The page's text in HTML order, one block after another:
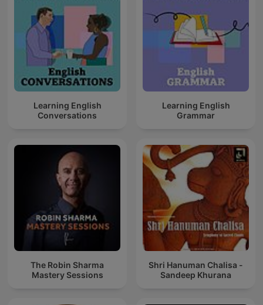
Learning English
Conversations
Learning English
Grammar
The Robin Sharma
Mastery Sessions
Shri Hanuman Chalisa -
Sandeep Khurana